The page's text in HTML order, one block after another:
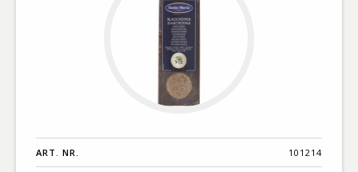
ART. NR. 101214